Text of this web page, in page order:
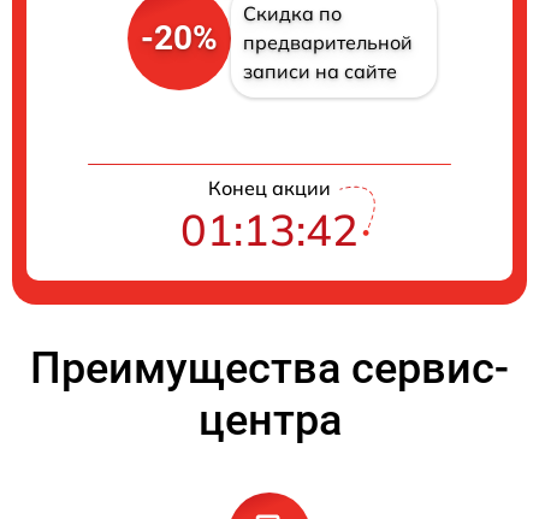
-20%
Скидка по
предварительной
записи на сайте
Конец акции
01:13:41
Преимущества сервис-
центра